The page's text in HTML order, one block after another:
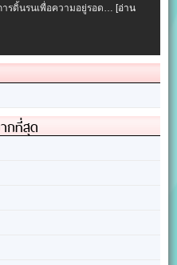
ารดิ้นรนเพื่อความอยู่รอด…[อ่าน
กที่สุด